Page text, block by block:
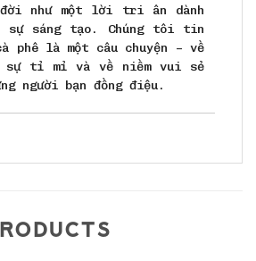
như một lời tri ân dành
sự sáng tạo. Chúng tôi tin
phê là một câu chuyện – về
sự tỉ mỉ và về niềm vui sẻ
người bạn đồng điệu.